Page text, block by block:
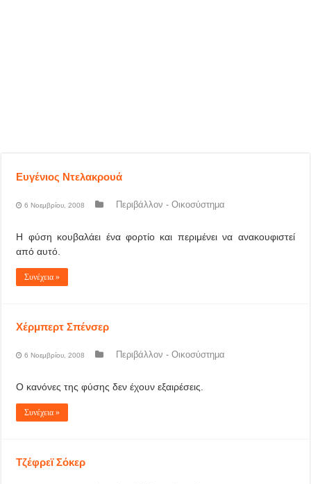
Ευγένιος Ντελακρουά
6 Νοεμβρίου, 2008 Περιβάλλον - Οικοσύστημα
Η φύση κουβαλάει ένα φορτίο και περιμένει να ανακουφιστεί
από αυτό.
Συνέχεια »
Χέρμπερτ Σπένσερ
6 Νοεμβρίου, 2008 Περιβάλλον - Οικοσύστημα
Ο κανόνες της φύσης δεν έχουν εξαιρέσεις.
Συνέχεια »
Τζέφρεϊ Σόκερ